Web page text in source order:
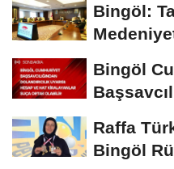
Bingöl:
Bingöl
Raffa
Bingöl